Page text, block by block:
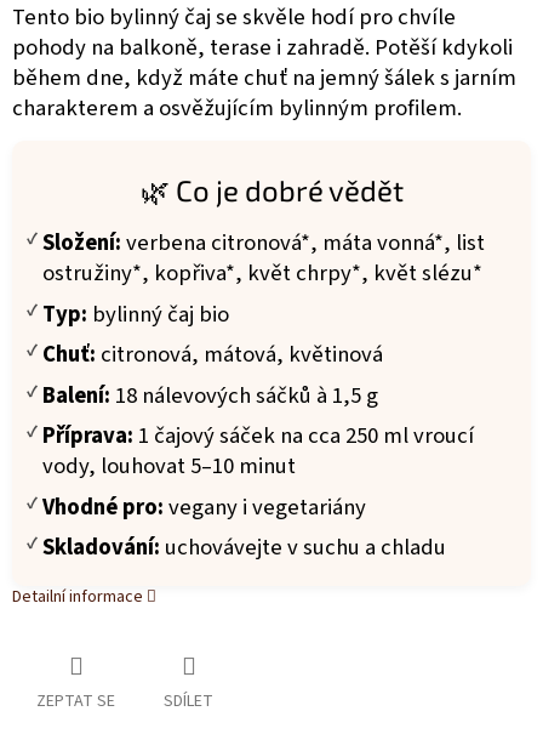
Tento bio bylinný čaj se skvěle hodí pro chvíle
pohody na balkoně, terase i zahradě. Potěší kdykoli
během dne, když máte chuť na jemný šálek s jarním
charakterem a osvěžujícím bylinným profilem.
🌿 Co je dobré vědět
Složení:verbena citronová*, máta vonná*, list
ostružiny*, kopřiva*, květ chrpy*, květ slézu*
Typ: bylinný čaj bio
Chuť: citronová, mátová, květinová
Balení: 18 nálevových sáčků à 1,5 g
Příprava: 1 čajový sáček na cca 250 ml vroucí
vody, louhovat 5–10 minut
Vhodné pro:vegany i vegetariány
Skladování: uchovávejte v suchu a chladu
Detailní informace
ZEPTAT SE SDÍLET